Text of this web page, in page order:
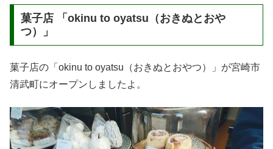
菓子店 「okinu to oyatsu（おきぬとおや
つ）」
菓子店の「okinu to oyatsu（おきぬとおやつ）」が宮崎市
清武町にオープンしましたよ。